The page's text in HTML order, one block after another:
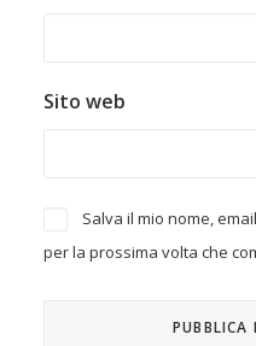
Sito web
Salva il mio nome,
per la prossima volta che